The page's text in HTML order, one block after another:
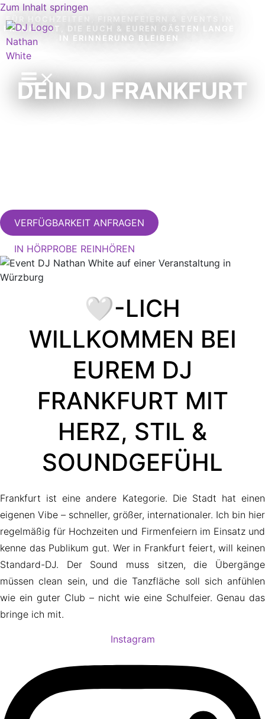
Zum Inhalt springen
FÜR HOCHZEITEN, FIRMENFEIERN & EVENTS IN
FRANKFURT, DIE EUCH & EUREN GÄSTEN LANGE
IN ERINNERUNG BLEIBEN
DEIN DJ FRANKFURT
VERFÜGBARKEIT ANFRAGEN
IN HÖRPROBE REINHÖREN
🤍-LICH
WILLKOMMEN BEI
EUREM DJ
FRANKFURT MIT
HERZ, STIL &
SOUNDGEFÜHL
Frankfurt ist eine andere Kategorie. Die Stadt hat einen
eigenen Vibe – schneller, größer, internationaler. Ich bin hier
regelmäßig für Hochzeiten und Firmenfeiern im Einsatz und
kenne das Publikum gut. Wer in Frankfurt feiert, will keinen
Standard-DJ. Der Sound muss sitzen, die Übergänge
müssen clean sein, und die Tanzfläche soll sich anfühlen
wie ein guter Club – nicht wie eine Schulfeier. Genau das
bringe ich mit.
Instagram